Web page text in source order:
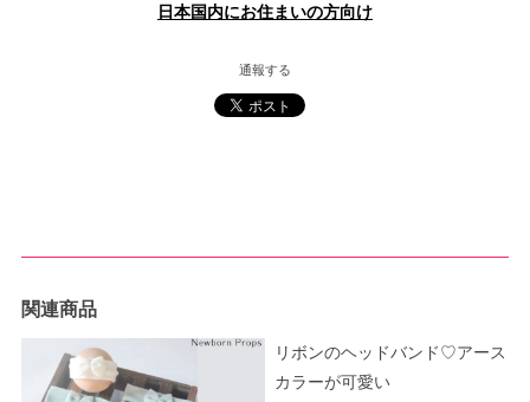
日本国内にお住まいの方向け
通報する
関連商品
リボンのヘッドバンド♡アース
カラーが可愛い